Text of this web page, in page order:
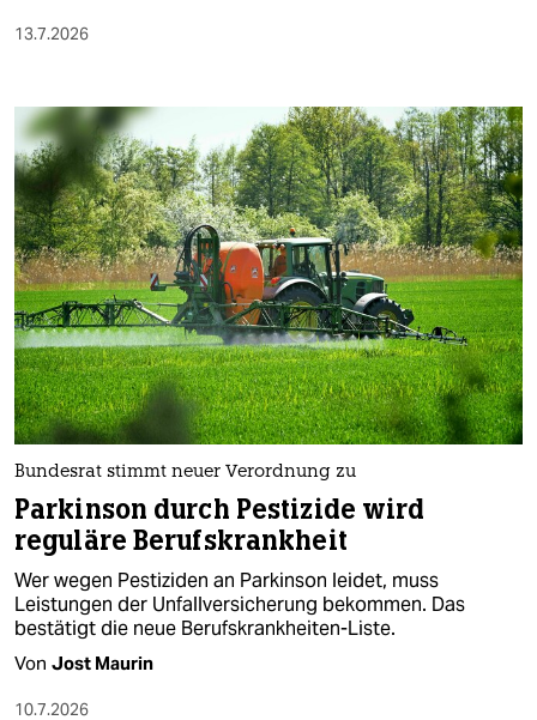
13.7.2026
Bundesrat stimmt neuer Verordnung zu
Parkinson durch Pestizide wird
reguläre Berufskrankheit
Wer wegen Pestiziden an Parkinson leidet, muss
Leistungen der Unfallversicherung bekommen. Das
bestätigt die neue Berufskrankheiten-Liste.
Von Jost Maurin
10.7.2026